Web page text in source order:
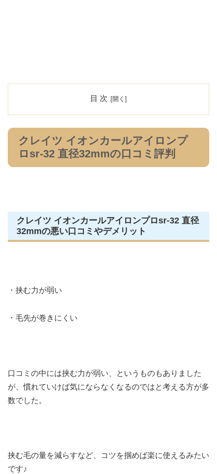
目 次
クレイツ イオンカールアイロンプ
ロsr-32 直径32mmの口コミ評判
クレイツ イオンカールアイロンプロsr-32 直径
32mmの悪い口コミやデメリット
・挟む力が弱い
・毛先が巻きにくい
口コミの中には挟む力が弱い、というものもありました
が、慣れていけば気にならなくなるのではと考える方が多
数でした。
挟む毛の量を減らすなど、コツを掴めば楽に使えるみたい
です♪